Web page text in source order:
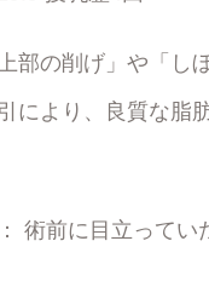
部の削げ」や「し
により、良質な脂
術前に目立って